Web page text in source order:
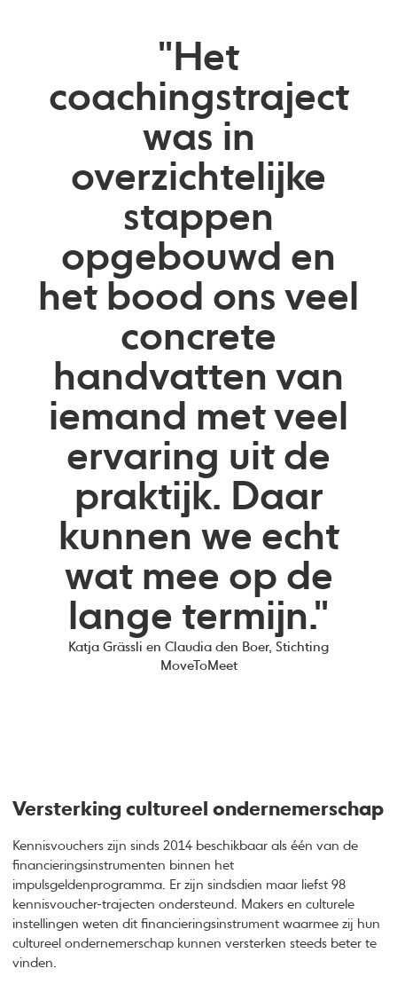
"Het
coachingstraject
was in
overzichtelijke
stappen
opgebouwd en
het bood ons veel
concrete
handvatten van
iemand met veel
ervaring uit de
praktijk. Daar
kunnen we echt
wat mee op de
lange termijn."
Katja Grässli en Claudia den Boer, Stichting
MoveToMeet
Versterking cultureel ondernemerschap
Kennisvouchers zijn sinds 2014 beschikbaar als één van de
financieringsinstrumenten binnen het
impulsgeldenprogramma. Er zijn sindsdien maar liefst 98
kennisvoucher-trajecten ondersteund. Makers en culturele
instellingen weten dit financieringsinstrument waarmee zij hun
cultureel ondernemerschap kunnen versterken steeds beter te
vinden.